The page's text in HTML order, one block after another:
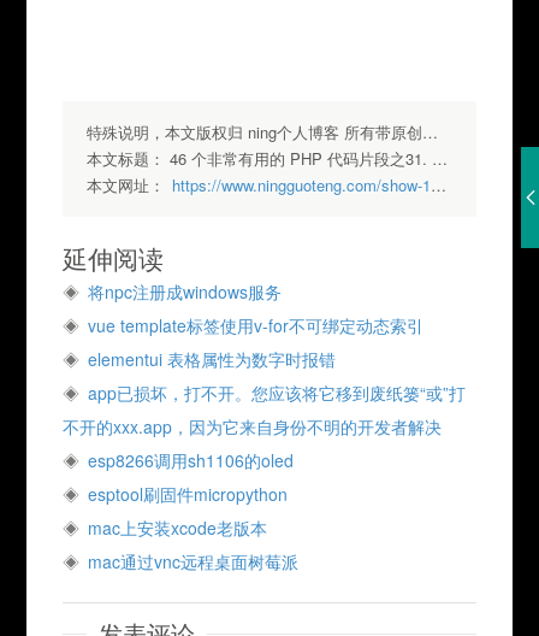
特殊说明，本文版权归 ning个人博客 所有带原创标签请勿转载，转载请注明出处.
本文标题：46 个非常有用的 PHP 代码片段之31. 删除文件夹内容
本文网址：
https://www.ningguoteng.com/show-122.html
延伸阅读
将npc注册成windows服务
vue template标签使用v-for不可绑定动态索引
elementui 表格属性为数字时报错
app已损坏，打不开。您应该将它移到废纸篓“或”打
不开的xxx.app，因为它来自身份不明的开发者解决
esp8266调用sh1106的oled
esptool刷固件micropython
mac上安装xcode老版本
mac通过vnc远程桌面树莓派
